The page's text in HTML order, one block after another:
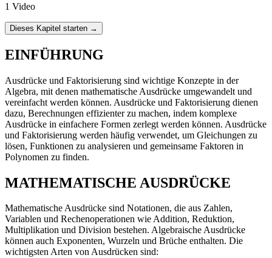
1 Video
Dieses Kapitel starten →
EINFÜHRUNG
Ausdrücke und Faktorisierung sind wichtige Konzepte in der
Algebra, mit denen mathematische Ausdrücke umgewandelt und
vereinfacht werden können. Ausdrücke und Faktorisierung dienen
dazu, Berechnungen effizienter zu machen, indem komplexe
Ausdrücke in einfachere Formen zerlegt werden können. Ausdrücke
und Faktorisierung werden häufig verwendet, um Gleichungen zu
lösen, Funktionen zu analysieren und gemeinsame Faktoren in
Polynomen zu finden.
MATHEMATISCHE AUSDRÜCKE
Mathematische Ausdrücke sind Notationen, die aus Zahlen,
Variablen und Rechenoperationen wie Addition, Reduktion,
Multiplikation und Division bestehen. Algebraische Ausdrücke
können auch Exponenten, Wurzeln und Brüche enthalten. Die
wichtigsten Arten von Ausdrücken sind: